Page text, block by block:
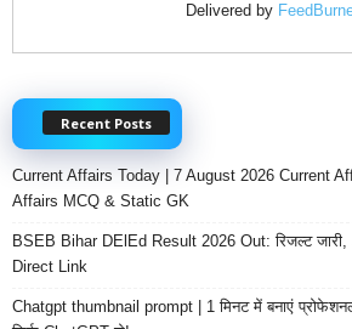
Delivered by
Recent Posts
Current Affairs Today | 7 August 2026 Current
Affairs MCQ & Static GK
BSEB Bihar DElEd Result 2026 Out: रिजल्ट जारी,
Direct Link
Chatgpt thumbnail prompt | 1 मिनट में बनाएं